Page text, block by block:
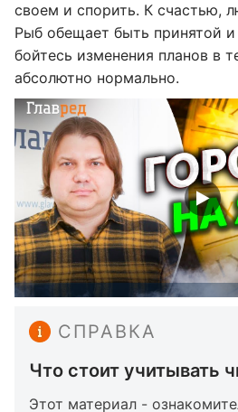
своем и спорить. К счастью,
Рыб обещает быть принятой
бойтесь изменения планов в
абсолютно нормально.
СПРАВКА
Что стоит учитывать
Этот материал -